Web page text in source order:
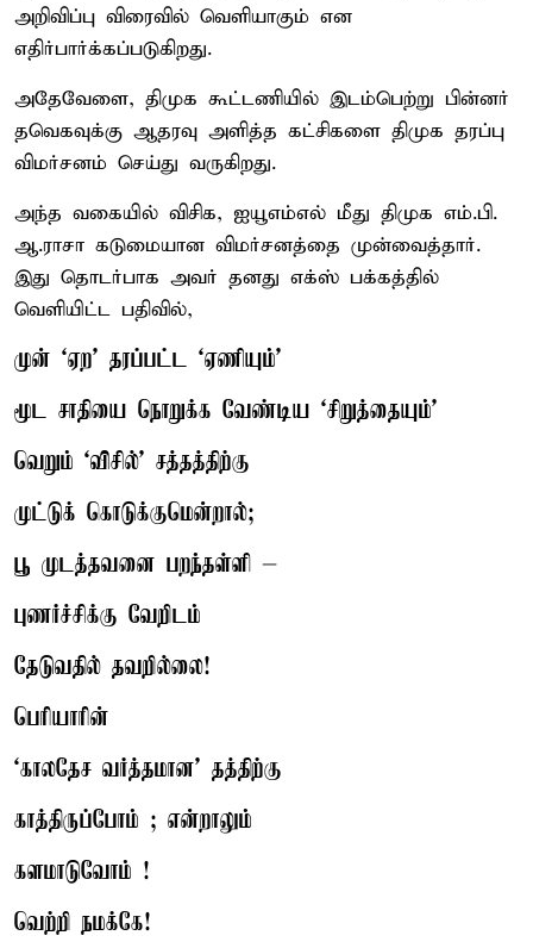
அறிவிப்பு விரைவில் வெளியாகும் என
எதிர்பார்க்கப்படுகிறது.
அதேவேளை, திமுக கூட்டணியில் இடம்பெற்று பின்னர்
தவெகவுக்கு ஆதரவு அளித்த கட்சிகளை திமுக தரப்பு
விமர்சனம் செய்து வருகிறது.
அந்த வகையில் விசிக, ஐயூஎம்எல் மீது திமுக எம்.பி.
ஆ.ராசா கடுமையான விமர்சனத்தை முன்வைத்தார்.
இது தொடர்பாக அவர் தனது எக்ஸ் பக்கத்தில்
வெளியிட்ட பதிவில்,
முன் ‘ஏற’ தரப்பட்ட ‘ஏணியும்’
மூட சாதியை நொறுக்க வேண்டிய ‘சிறுத்தையும்’
வெறும் ‘விசில்’ சத்தத்திற்கு
முட்டுக் கொடுக்குமென்றால்;
பூ முடத்தவனை பறந்தள்ளி —
புணர்ச்சிக்கு வேறிடம்
தேடுவதில் தவறில்லை!
பெரியாரின்
‘காலதேச வர்த்தமான’ தத்திற்கு
காத்திருப்போம் ; என்றாலும்
களமாடுவோம் !
வெற்றி நமக்கே!